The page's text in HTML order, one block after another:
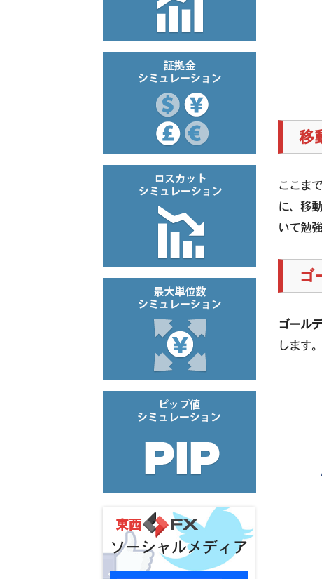
ソーシャルメディア
移
ここま
に、移
いて勉
ゴ
ゴール
します